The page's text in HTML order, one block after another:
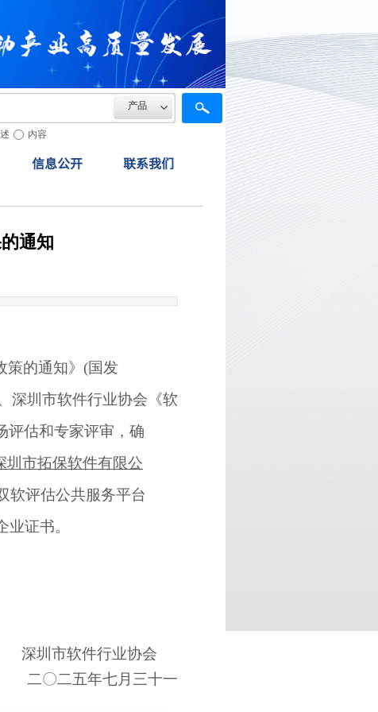
产品
内容
信息公开 联系我们
通知
的通知》 (国发
深圳市软件行业协会《软
评估和专家评审，确
圳市拓保软件有限公
软评估公共服务平台
证书。
深圳市软件行业协会
二〇二五年七月 三十一